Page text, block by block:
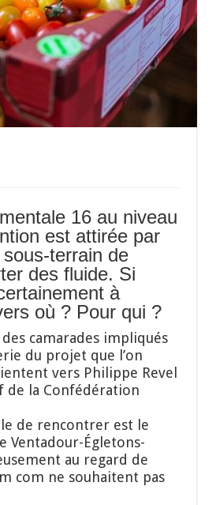
16 au niveau
est attirée par
sous-terrain de
des fluide. Si
à
où ? Pour qui ?
camarades impliqués
du projet que l’on
vers Philippe Revel
de la Confédération
de rencontrer est le
Ventadour-Égletons-
au regard de
com ne souhaitent pas